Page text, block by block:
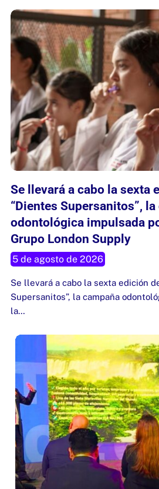
Se llevará a cabo la sexta
“Dientes Supersanitos”,
odontológica impulsada
Grupo London Supply
5 de agosto de 2026
Se llevará a cabo la sexta edición de
Supersanitos”, la campaña
la…